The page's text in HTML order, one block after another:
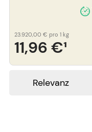
11,96 €¹
23.920,00 € pro 1 kg